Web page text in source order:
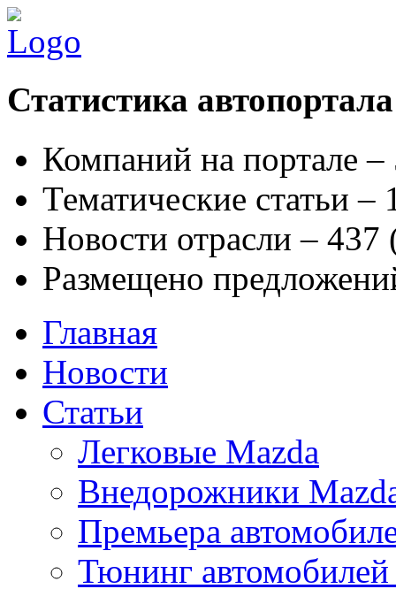
Статистика автопортала
Компаний на портале
Тематические статьи –
Новости отрасли – 437
Размещено
Главная
Новости
Статьи
Легковые Mazda
Внедорожники
Премьера
Тюнинг